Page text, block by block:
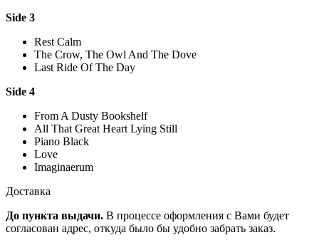
Side 3
Rest Calm
The Crow, The Owl And The Dove
Last Ride Of The Day
Side 4
From A Dusty Bookshelf
All That Great Heart Lying Still
Piano Black
Love
Imaginaerum
Доставка
До пункта выдачи. В процессе оформления с Вами будет
согласован адрес, откуда было бы удобно забрать заказ.